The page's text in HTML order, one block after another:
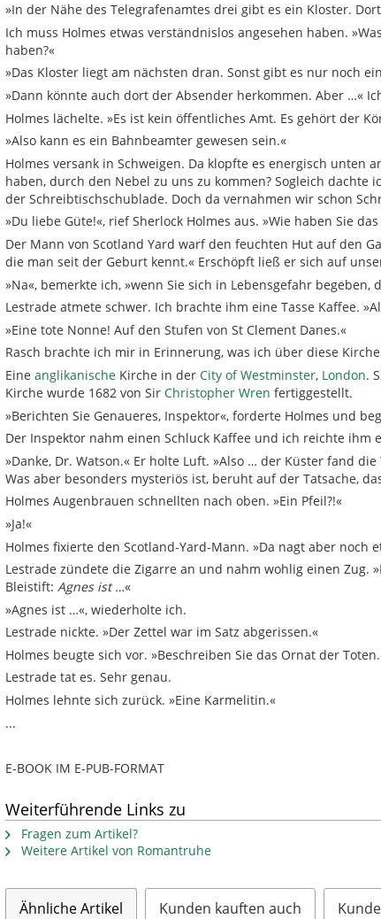
»In der Nähe des Telegrafenamtes drei gibt es ein Kloster.
Ich muss Holmes etwas verständnislos angesehen haben.
haben?«
»Das Kloster liegt am nächsten dran. Sonst gibt es nur noch
»Dann könnte auch dort der Absender herkommen. Aber …«
Holmes lächelte. »Es ist kein öffentliches Amt. Es gehört der
»Also kann es ein Bahnbeamter gewesen sein.«
Holmes versank in Schweigen. Da klopfte es energisch unten
haben, durch den Nebel zu uns zu kommen? Sogleich
der Schreibtischschublade. Doch da vernahmen wir schon
»Du liebe Güte!«, rief Sherlock Holmes aus. »Wie haben Sie
Der Mann von Scotland Yard warf den feuchten Hut auf den
die man seit der Geburt kennt.« Erschöpft ließ er sich auf
»Na«, bemerkte ich, »wenn Sie sich in Lebensgefahr
Lestrade atmete schwer. Ich brachte ihm eine Tasse Kaffee.
»Eine tote Nonne! Auf den Stufen von St Clement Danes.«
Rasch brachte ich mir in Erinnerung, was ich über diese
Eine anglikanische Kirche in der City of Westminster, London.
Kirche wurde 1682 von Sir Christopher Wren fertiggestellt.
»Berichten Sie Genaueres, Inspektor«, forderte Holmes und
Der Inspektor nahm einen Schluck Kaffee und ich reichte ihm
»Danke, Dr. Watson.« Er holte Luft. »Also … der Küster fand
Was aber besonders mysteriös ist, beruht auf der Tatsache,
Holmes Augenbrauen schnellten nach oben. »Ein Pfeil?!«
»Ja!«
Holmes fixierte den Scotland-Yard-Mann. »Da nagt aber noch
Lestrade zündete die Zigarre an und nahm wohlig einen
Bleistift: Agnes ist …«
»Agnes ist …«, wiederholte ich.
Lestrade nickte. »Der Zettel war im Satz abgerissen.«
Holmes beugte sich vor. »Beschreiben Sie das Ornat der
Lestrade tat es. Sehr genau.
Holmes lehnte sich zurück. »Eine Karmelitin.«
...
E-BOOK IM E-PUB-FORMAT
Weiterführende Links zu
Fragen zum Artikel?
Weitere Artikel von Romantruhe
Ähnliche Artikel Kunden kauften auch